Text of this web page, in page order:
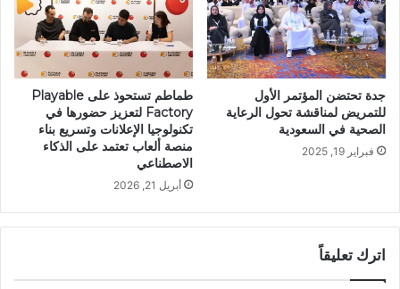
جدة تحتضن المؤتمر الأول
للتمريض لمناقشة تحول الرعاية
الصحية في السعودية
فبراير 19, 2025
طماطم تستحوذ على Playable
Factory لتعزيز حضورها في
تكنولوجيا الإعلانات وتسريع بناء
منصة ألعاب تعتمد على الذكاء
الاصطناعي
أبريل 21, 2026
اترك تعليقاً